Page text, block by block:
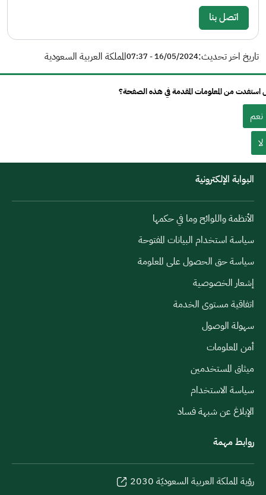
اتصل بنا
تاريخ اخر تحديث:16/05/2024 - 07:37 المملكة العربية السعودية
استفدت من المعلومات المقدمة في هذه الصفحة؟
نعم
لا
البوابة الإلكترونية
الأنظمة واللوائح وما في حكمها
سياسة استخدام البيانات المفتوحة
سياسة حق الحصول على المعلومة
إشعار الخصوصية
اتفاقية مستوى الخدمة
سهولة الوصول
أمن المعلومات
ميثاق المستخدمين
سياسة الاستخدام
الإبلاغ عن شبهة فساد
روابط مهمة
رؤية المملكة العربية السعوديّة 2030